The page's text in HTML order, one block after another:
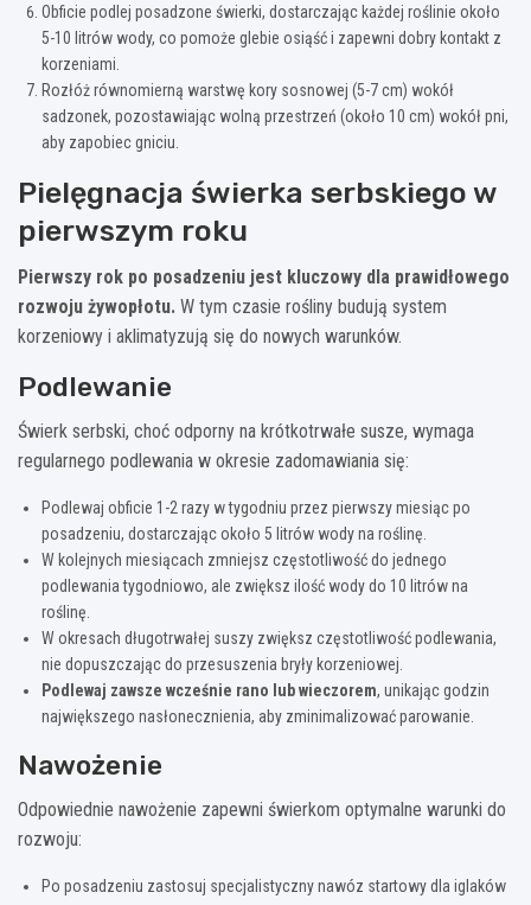
Obficie podlej posadzone świerki, dostarczając każdej roślinie około
5-10 litrów wody, co pomoże glebie osiąść i zapewni dobry kontakt z
korzeniami.
Rozłóż równomierną warstwę kory sosnowej (5-7 cm) wokół
sadzonek, pozostawiając wolną przestrzeń (około 10 cm) wokół pni,
aby zapobiec gniciu.
Pielęgnacja świerka serbskiego w
pierwszym roku
Pierwszy rok po posadzeniu jest kluczowy dla prawidłowego
rozwoju żywopłotu. W tym czasie rośliny budują system
korzeniowy i aklimatyzują się do nowych warunków.
Podlewanie
Świerk serbski, choć odporny na krótkotrwałe susze, wymaga
regularnego podlewania w okresie zadomawiania się:
Podlewaj obficie 1-2 razy w tygodniu przez pierwszy miesiąc po
posadzeniu, dostarczając około 5 litrów wody na roślinę.
W kolejnych miesiącach zmniejsz częstotliwość do jednego
podlewania tygodniowo, ale zwiększ ilość wody do 10 litrów na
roślinę.
W okresach długotrwałej suszy zwiększ częstotliwość podlewania,
nie dopuszczając do przesuszenia bryły korzeniowej.
Podlewaj zawsze wcześnie rano lub wieczorem, unikając godzin
największego nasłonecznienia, aby zminimalizować parowanie.
Nawożenie
Odpowiednie nawożenie zapewni świerkom optymalne warunki do
rozwoju:
Po posadzeniu zastosuj specjalistyczny nawóz startowy dla iglaków